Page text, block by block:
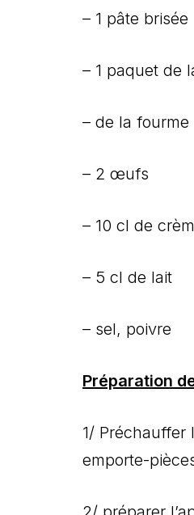
– 1 pâte
– 1 paquet de
– de la fourme
– 2 œufs
– 10 cl de
– 5 cl de lait
– sel, poivre
Préparation
1/ Préchauffer
emporte-